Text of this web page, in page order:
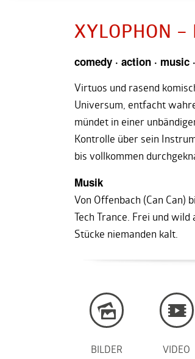
XYLOPHON –
comedy · action · music
Virtuos und rasend
Universum, entfacht
mündet in einer
Kontrolle über sein
bis vollkommen
Musik
Von Offenbach (Can Can)
Tech Trance. Frei und
Stücke niemanden kalt.
BILDER VIDEO